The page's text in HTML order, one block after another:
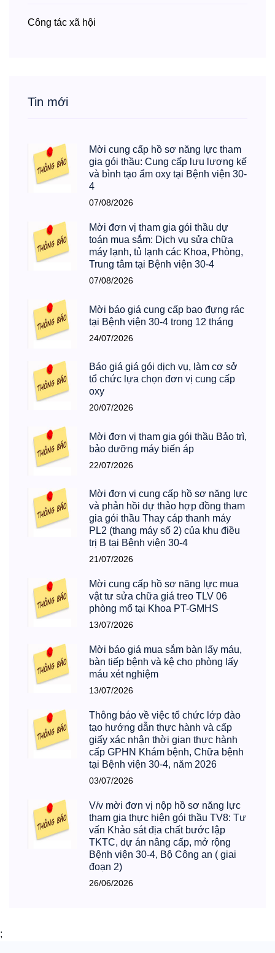
Công tác xã hội
Tin mới
Mời cung cấp hồ sơ năng lực tham
gia gói thầu: Cung cấp lưu lượng kế
và bình tạo ẩm oxy tại Bệnh viện 30-
4
07/08/2026
Mời đơn vị tham gia gói thầu dự
toán mua sắm: Dịch vụ sửa chữa
máy lạnh, tủ lạnh các Khoa, Phòng,
Trung tâm tại Bệnh viện 30-4
07/08/2026
Mời báo giá cung cấp bao đựng rác
tại Bệnh viện 30-4 trong 12 tháng
24/07/2026
Báo giá giá gói dịch vụ, làm cơ sở
tổ chức lựa chọn đơn vị cung cấp
oxy
20/07/2026
Mời đơn vị tham gia gói thầu Bảo trì,
bảo dưỡng máy biến áp
22/07/2026
Mời đơn vị cung cấp hồ sơ năng lực
và phản hồi dự thảo hợp đồng tham
gia gói thầu Thay cáp thanh máy
PL2 (thang máy số 2) của khu điều
trị B tại Bệnh viện 30-4
21/07/2026
Mời cung cấp hồ sơ năng lực mua
vật tư sửa chữa giá treo TLV 06
phòng mổ tại Khoa PT-GMHS
13/07/2026
Mời báo giá mua sắm bàn lấy máu,
bàn tiếp bệnh và kệ cho phòng lấy
máu xét nghiệm
13/07/2026
Thông báo về việc tổ chức lớp đào
tạo hướng dẫn thực hành và cấp
giấy xác nhận thời gian thực hành
cấp GPHN Khám bệnh, Chữa bệnh
tại Bệnh viện 30-4, năm 2026
03/07/2026
V/v mời đơn vị nộp hồ sơ năng lực
tham gia thực hiện gói thầu TV8: Tư
vấn Khảo sát địa chất bước lập
TKTC, dự án nâng cấp, mở rộng
Bệnh viện 30-4, Bộ Công an ( giai
đoạn 2)
26/06/2026
;